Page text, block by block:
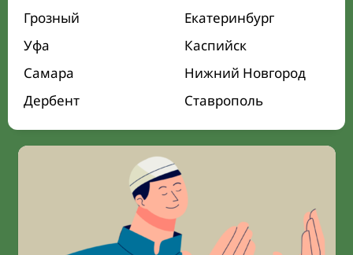
Грозный
Екатеринбург
Уфа
Каспийск
Самара
Нижний Новгород
Дербент
Ставрополь